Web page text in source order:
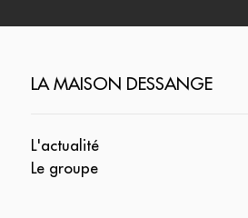
LA MAISON DESSANGE
L'actualité
Le groupe